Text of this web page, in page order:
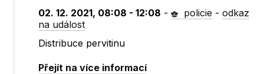
02. 12. 2021, 08:08 - 12:08 - policie -odkaz
na událost
Distribuce pervitinu
Přejít na více informací